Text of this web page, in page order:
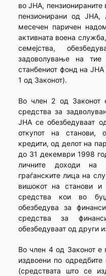
во ЈНА, пензионираните
пензионирани од ЈНА,
месечен паричен
активната воена
семејства,
задоволување на тие
станбениот фонд на
1 од Законот).
Во член 2 од Законот
средства за
ЈНА се обезбедуваат
откупот на станови,
кредити, од делот на
до 31 декември 1998
личните доходи на
граѓанските лица на
вишокот на станови и
средства кои во
обезбедува за
средства за
обезбедуваат од други
Во член 4 од Законот е
издвоени по
(средствата што се